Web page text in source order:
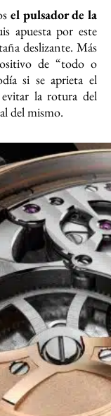
el pulsador de la
apuesta por este
deslizante. Más
de “todo o
si se aprieta el
la rotura del
del mismo.